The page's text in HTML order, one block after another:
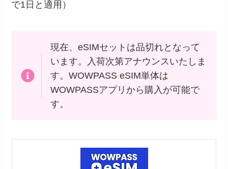
で1日と適用）
現在、eSIMセットは品切れとなって
います。入荷次第アナウンスいたしま
す。WOWPASS eSIM単体は
WOWPASSアプリから購入が可能で
す。